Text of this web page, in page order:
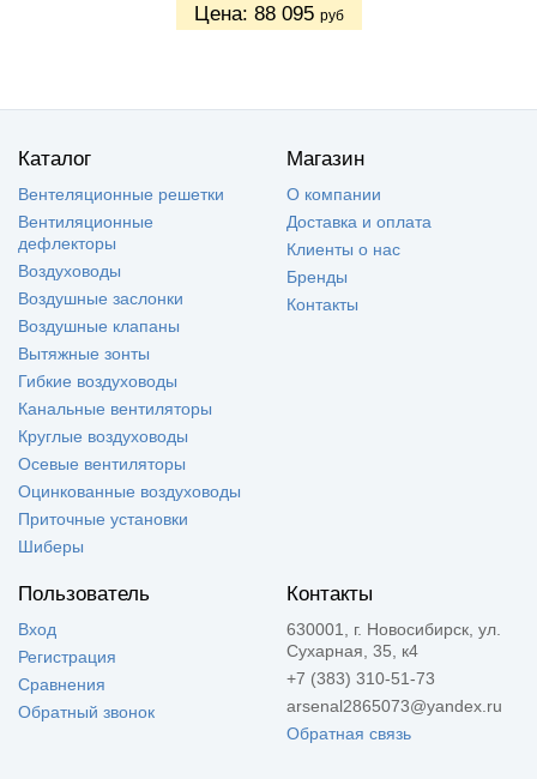
Цена: 88 095 руб
Каталог
Вентеляционные решетки
Вентиляционные
дефлекторы
Воздуховоды
Воздушные заслонки
Воздушные клапаны
Вытяжные зонты
Гибкие воздуховоды
Канальные вентиляторы
Круглые воздуховоды
Осевые вентиляторы
Оцинкованные воздуховоды
Приточные установки
Шиберы
Магазин
О компании
Доставка и оплата
Клиенты о нас
Бренды
Контакты
Пользователь
Вход
Регистрация
Сравнения
Обратный звонок
Контакты
630001, г. Новосибирск, ул.
Сухарная, 35, к4
+7 (383) 310-51-73
arsenal2865073@yandex.ru
Обратная связь